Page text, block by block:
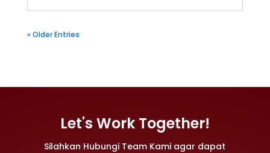
« Older Entries
Let's Work Together!
Silahkan Hubungi Team Kami agar dapat